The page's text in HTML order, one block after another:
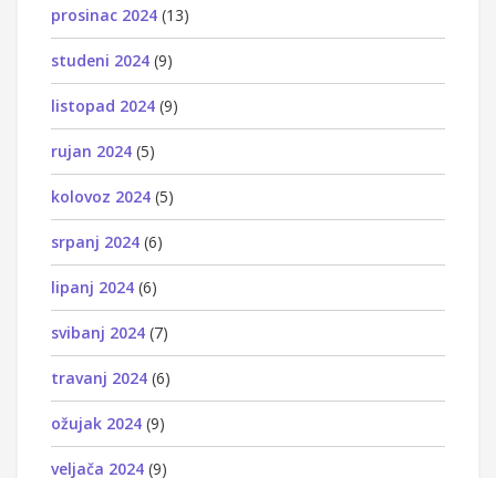
prosinac 2024 (13)
studeni 2024 (9)
listopad 2024 (9)
rujan 2024 (5)
kolovoz 2024 (5)
srpanj 2024 (6)
lipanj 2024 (6)
svibanj 2024 (7)
travanj 2024 (6)
ožujak 2024 (9)
veljača 2024 (9)